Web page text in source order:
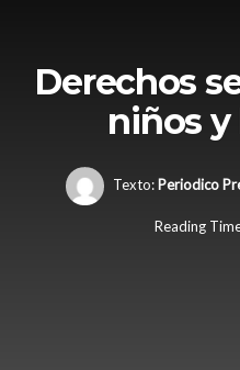
Derechos
niños y
Texto: Periodico
Reading